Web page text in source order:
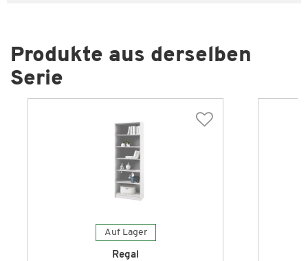
Produkte aus derselben
Serie
Auf Lager
Regal